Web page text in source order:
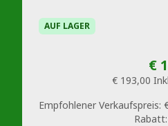
AUF LAGER
€
€ 193,00
Empfohlener Verkaufspreis:
Rabatt: